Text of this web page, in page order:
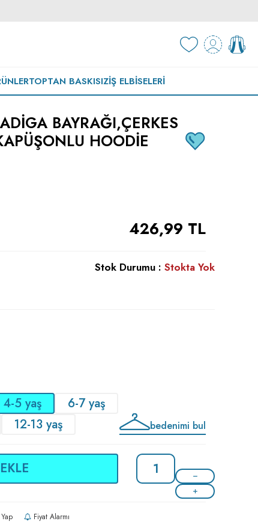
TOPTAN BASKISIZİŞ ELBISELERI
BAYRAĞI,ÇERKES
HOODIE
426,99 TL
Stok Durumu : Stokta Yok
4-5 yaş
6-7 yaş
12-13 yaş bedenimi bul
Fiyat Alarmı